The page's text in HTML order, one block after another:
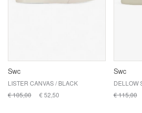
Swc
LISTER CANVAS / BLACK
€ 105,00
€ 52,50
Swc
€ 115,00